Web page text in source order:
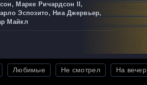
Марке Ричардсон II,
Эспозито, Ниа Джервьер,
Майкл
Любимые Не смотрел На вечер